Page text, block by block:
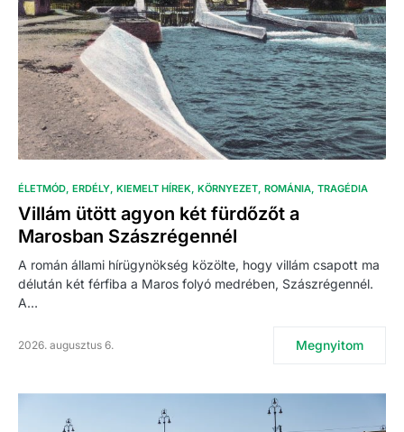
ÉLETMÓD ERDÉLY KIEMELT HÍREK KÖRNYEZET ROMÁNIA TRAGÉDIA
Villám ütött agyon két fürdőzőt a
Marosban Szászrégennél
A román állami hírügynökség közölte, hogy villám csapott ma
délután két férfiba a Maros folyó medrében, Szászrégennél.
A…
2026. augusztus 6. Megnyitom